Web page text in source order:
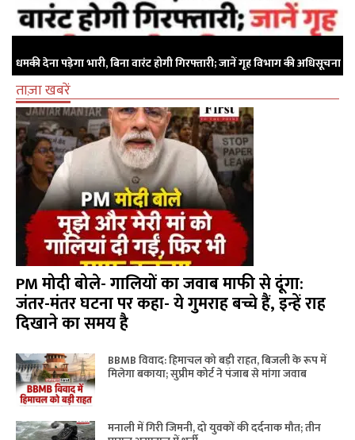
धमकी देना पड़ेगा भारी, बिना वारंट होगी गिरफ्तारी; जानें गृह विभाग की अधिसूचना
ताज़ा खबरें
PM मोदी बोले- गालियों का जवाब माफी से दूंगा:
जंतर-मंतर घटना पर कहा- ये गुमराह बच्चे हैं, इन्हें राह
दिखाने का समय है
BBMB विवाद: हिमाचल को बड़ी राहत, बिजली के रूप में
मिलेगा बकाया; सुप्रीम कोर्ट ने पंजाब से मांगा जवाब
मनाली में गिरी जिमनी, दो युवकों की दर्दनाक मौत; तीन